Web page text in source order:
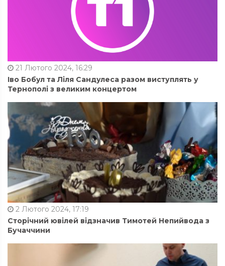
21 Лютого 2024, 16:29
Іво Бобул та Ліля Сандулеса разом виступлять у
Тернополі з великим концертом
2 Лютого 2024, 17:19
Сторічний ювілей відзначив Тимотей Непийвода з
Бучаччини